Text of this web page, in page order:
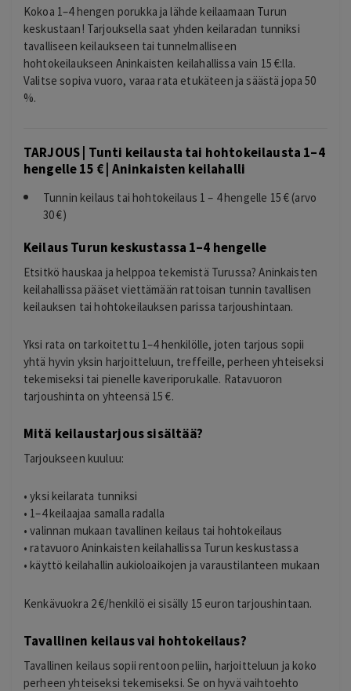
Kokoa 1–4 hengen porukka ja lähde keilaamaan Turun
keskustaan! Tarjouksella saat yhden keilaradan tunniksi
tavalliseen keilaukseen tai tunnelmalliseen
hohtokeilaukseen Aninkaisten keilahallissa vain 15 €:lla.
Valitse sopiva vuoro, varaa rata etukäteen ja säästä jopa 50
%.
TARJOUS | Tunti keilausta tai hohtokeilausta 1–4
hengelle 15 € | Aninkaisten keilahalli
Tunnin keilaus tai hohtokeilaus 1 – 4 hengelle 15 € (arvo
30 €)
Keilaus Turun keskustassa 1–4 hengelle
Etsitkö hauskaa ja helppoa tekemistä Turussa? Aninkaisten
keilahallissa pääset viettämään rattoisan tunnin tavallisen
keilauksen tai hohtokeilauksen parissa tarjoushintaan.
Yksi rata on tarkoitettu 1–4 henkilölle, joten tarjous sopii
yhtä hyvin yksin harjoitteluun, treffeille, perheen yhteiseksi
tekemiseksi tai pienelle kaveriporukalle. Ratavuoron
tarjoushinta on yhteensä 15 €.
Mitä keilaustarjous sisältää?
Tarjoukseen kuuluu:
• yksi keilarata tunniksi
• 1–4 keilaajaa samalla radalla
• valinnan mukaan tavallinen keilaus tai hohtokeilaus
• ratavuoro Aninkaisten keilahallissa Turun keskustassa
• käyttö keilahallin aukioloaikojen ja varaustilanteen mukaan
Kenkävuokra 2 €/henkilö ei sisälly 15 euron tarjoushintaan.
Tavallinen keilaus vai hohtokeilaus?
Tavallinen keilaus sopii rentoon peliin, harjoitteluun ja koko
perheen yhteiseksi tekemiseksi. Se on hyvä vaihtoehto